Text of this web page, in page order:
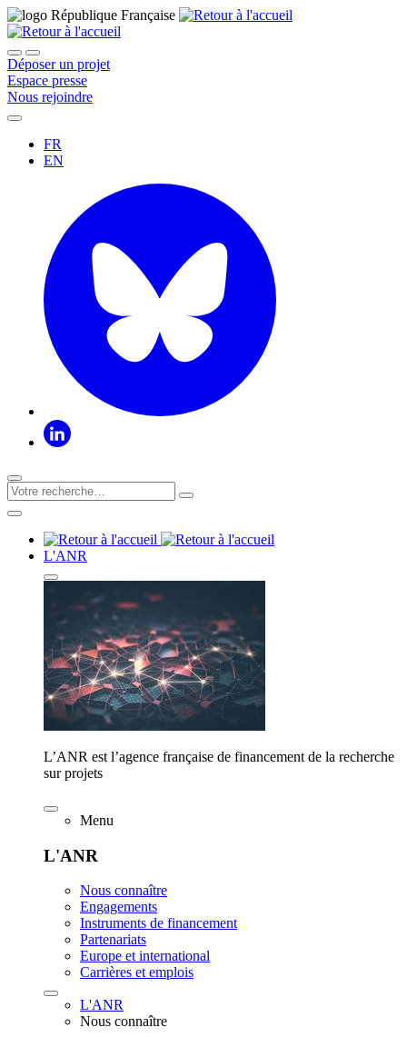
Déposer un projet
Espace presse
Nous rejoindre
FR
EN
L'ANR
L’ANR est l’agence française de financement de la recherche
sur projets
Menu
L'ANR
Nous connaître
Engagements
Instruments de financement
Partenariats
Europe et international
Carrières et emplois
L'ANR
Nous connaître